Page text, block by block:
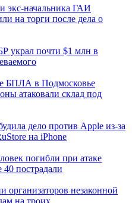
экс-начальника ГАИ
на торги после дела о
украл почти $1 млн в
БПЛА в Подмосковье
атаковали склад под
дело против Apple из-за
на iPhone
погибли при атаке
пострадали
организаторов незаконной
на троих